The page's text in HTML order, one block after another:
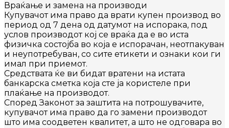
Враќање и замена на производи
Купувачот има право да врати купен производ во
период од 7 дена од датумот на испорака, под
услов производот кој се враќа да е во иста
физичка состојба во која е испорачан, неотпакуван
и неупотребуван, со сите етикети и ознаки кои ги
имал при приемот.
Средствата ќе ви бидат вратени на истата
банкарска сметка која сте ја користеле при
плаќање на производот.
Според Законот за заштита на потрошувачите,
купувачот има право да го замени производот
што има соодветен квалитет, а што не одговара во